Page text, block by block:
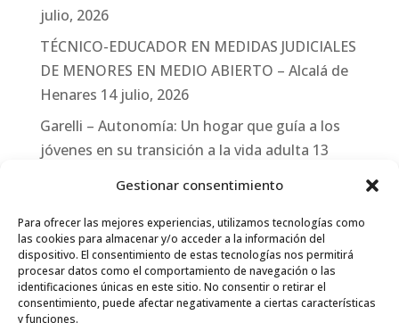
Gestionar consentimiento
Para ofrecer las mejores experiencias, utilizamos tecnologías como
las cookies para almacenar y/o acceder a la información del
dispositivo. El consentimiento de estas tecnologías nos permitirá
procesar datos como el comportamiento de navegación o las
identificaciones únicas en este sitio. No consentir o retirar el
consentimiento, puede afectar negativamente a ciertas características
y funciones.
julio, 2026
TÉCNICO-EDUCADOR EN MEDIDAS JUDICIALES
DE MENORES EN MEDIO ABIERTO – Alcalá de
Henares 14 julio, 2026
Garelli – Autonomía: Un hogar que guía a los
jóvenes en su transición a la vida adulta 13
Garelli-Refugio: Acciones de empleo en el
marco del Sistema de Acogida de Protección
Internacional 10 julio, 2026